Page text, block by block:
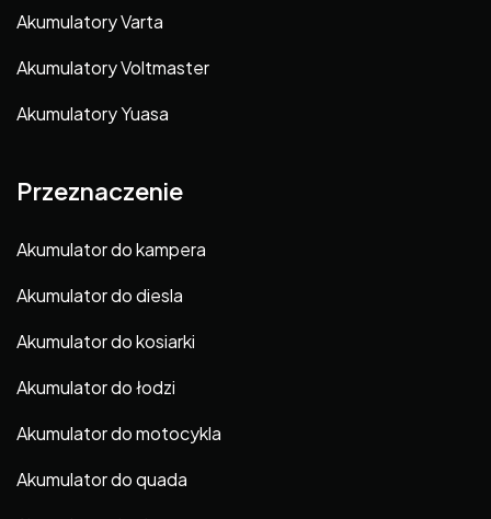
Akumulatory Varta
Akumulatory Voltmaster
Akumulatory Yuasa
Przeznaczenie
Akumulator do kampera
Akumulator do diesla
Akumulator do kosiarki
Akumulator do łodzi
Akumulator do motocykla
Akumulator do quada